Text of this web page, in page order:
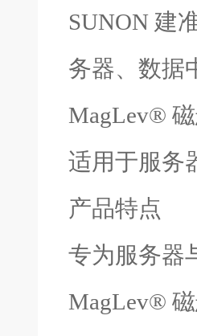
SUNON 建
务器、数据
MagLev®
适用于服务
产品特点
专为服务器
MagLev®